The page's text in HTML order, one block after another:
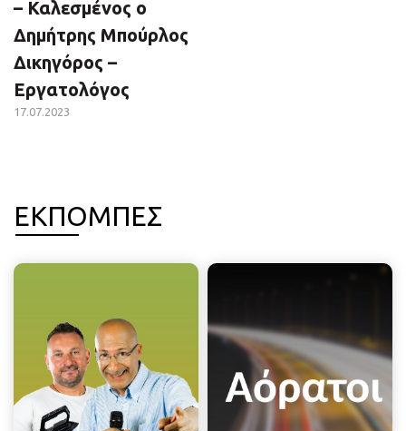
– Καλεσμένος ο
Δημήτρης Μπούρλος
Δικηγόρος –
Εργατολόγος
17.07.2023
ΕΚΠΟΜΠΕΣ